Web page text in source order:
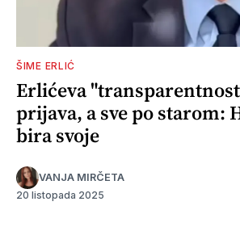
ŠIME ERLIĆ
Erlićeva
prijava, a sve po starom:
bira svoje
VANJA MIRČETA
20 listopada 2025